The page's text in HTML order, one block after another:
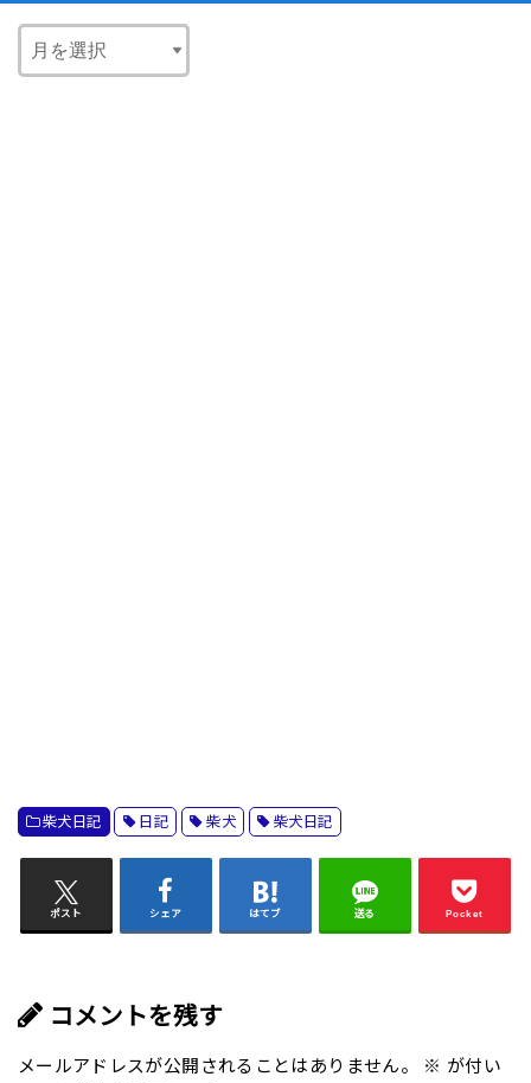
柴犬日記 日記 柴犬 柴犬日記
ポスト シェア はてブ 送る Pocket
コメントを残す
メールアドレスが公開されることはありません。 ※ が付い